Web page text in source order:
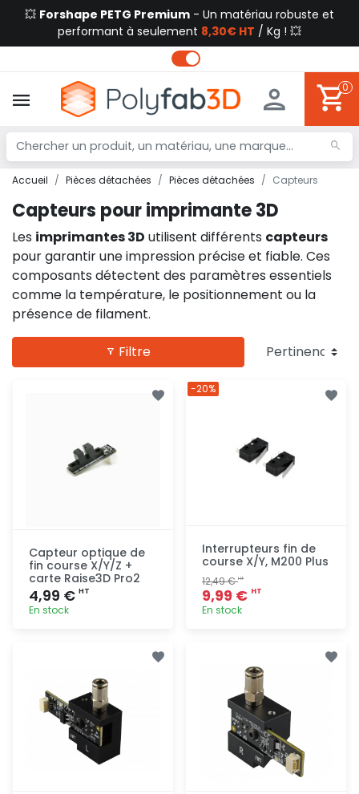
💥 Forshape PETG Premium - Un matériau robuste et
performant à seulement 8,30€ HT / Kg ! 💥
0
Accueil Pièces détachées Pièces détachées Capteurs
Capteurs pour imprimante 3D
Les imprimantes 3D utilisent différents capteurs
pour garantir une impression précise et fiable. Ces
composants détectent des paramètres essentiels
comme la température, le positionnement ou la
présence de filament.
Filtre
Capteur optique de
fin course X/Y/Z +
carte Raise3D Pro2
4,99 € HT
En stock
Interrupteurs fin de
course X/Y, M200 Plus
12,49 €HT
9,99 € HT
En stock
-20%